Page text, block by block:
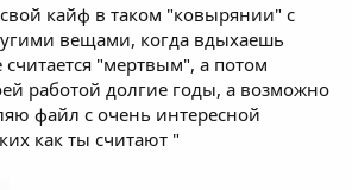
кайф в таком "ковырянии" с
вещами, когда вдыхаешь
"мертвым", а потом
работой долгие годы, а возможно
файл с очень интересной
как ты считают "